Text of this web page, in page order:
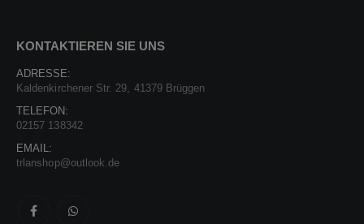
KONTAKTIEREN SIE UNS
ADRESSE:
Kaldenkirchener Str. 29, 41379 Brüggen
TELEFON:
02157 138342
EMAIL:
trlanshop@outlook.de